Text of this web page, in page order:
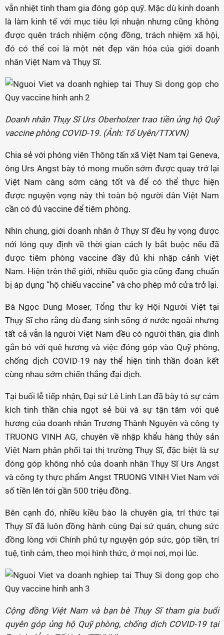
vẫn nhiệt tình tham gia đóng góp quỹ. Mặc dù kinh doanh
là làm kinh tế với mục tiêu lợi nhuận nhưng cũng không
được quên trách nhiệm cộng đồng, trách nhiệm xã hội,
đó có thể coi là một nét đẹp văn hóa của giới doanh
nhân Việt Nam và Thụy Sĩ.
Doanh nhân Thụy Sĩ Urs Oberholzer trao tiền ủng hộ Quỹ
vaccine phòng COVID-19. (Ảnh: Tố Uyên/TTXVN)
Chia sẻ với phóng viên Thông tấn xã Việt Nam tại Geneva,
ông Urs Angst bày tỏ mong muốn sớm được quay trở lại
Việt Nam càng sớm càng tốt và để có thể thực hiện
được nguyện vọng này thì toàn bộ người dân Việt Nam
cần có đủ vaccine để tiêm phòng.
Nhìn chung, giới doanh nhân ở Thụy Sĩ đều hy vọng được
nới lỏng quy định về thời gian cách ly bắt buộc nếu đã
được tiêm phòng vaccine đầy đủ khi nhập cảnh Việt
Nam. Hiện trên thế giới, nhiều quốc gia cũng đang chuẩn
bị áp dụng “hộ chiếu vaccine” và cho phép mở cửa trở lại.
Bà Ngọc Dung Moser, Tổng thư ký Hội Người Việt tại
Thụy Sĩ cho rằng dù đang sinh sống ở nước ngoài nhưng
tất cả vẫn là người Việt Nam đều có người thân, gia đình
gắn bó với quê hương và việc đóng góp vào Quỹ phòng,
chống dịch COVID-19 này thể hiện tinh thần đoàn kết
cùng nhau sớm chiến thắng đại dịch.
Tại buổi lễ tiếp nhận, Đại sứ Lê Linh Lan đã bày tỏ sự cảm
kích tinh thần chia ngọt sẻ bùi và sự tận tâm với quê
hương của doanh nhân Trương Thành Nguyên và công ty
TRUONG VINH AG, chuyên về nhập khẩu hàng thủy sản
Việt Nam phân phối tại thị trường Thụy Sĩ, đặc biệt là sự
đóng góp không nhỏ của doanh nhân Thụy Sĩ Urs Angst
và công ty thực phẩm Angst TRUONG VINH Viet Nam với
số tiền lên tới gần 500 triệu đồng.
Bên cạnh đó, nhiều kiều bào là chuyên gia, trí thức tại
Thụy Sĩ đã luôn đồng hành cùng Đại sứ quán, chung sức
đồng lòng với Chính phủ tự nguyện góp sức, góp tiền, trí
tuệ, tình cảm, theo mọi hình thức, ở mọi nơi, mọi lúc.
Cộng đồng Việt Nam và bạn bè Thụy Sĩ tham gia buổi
quyên góp ủng hộ Quỹ phòng, chống dịch COVID-19 tại